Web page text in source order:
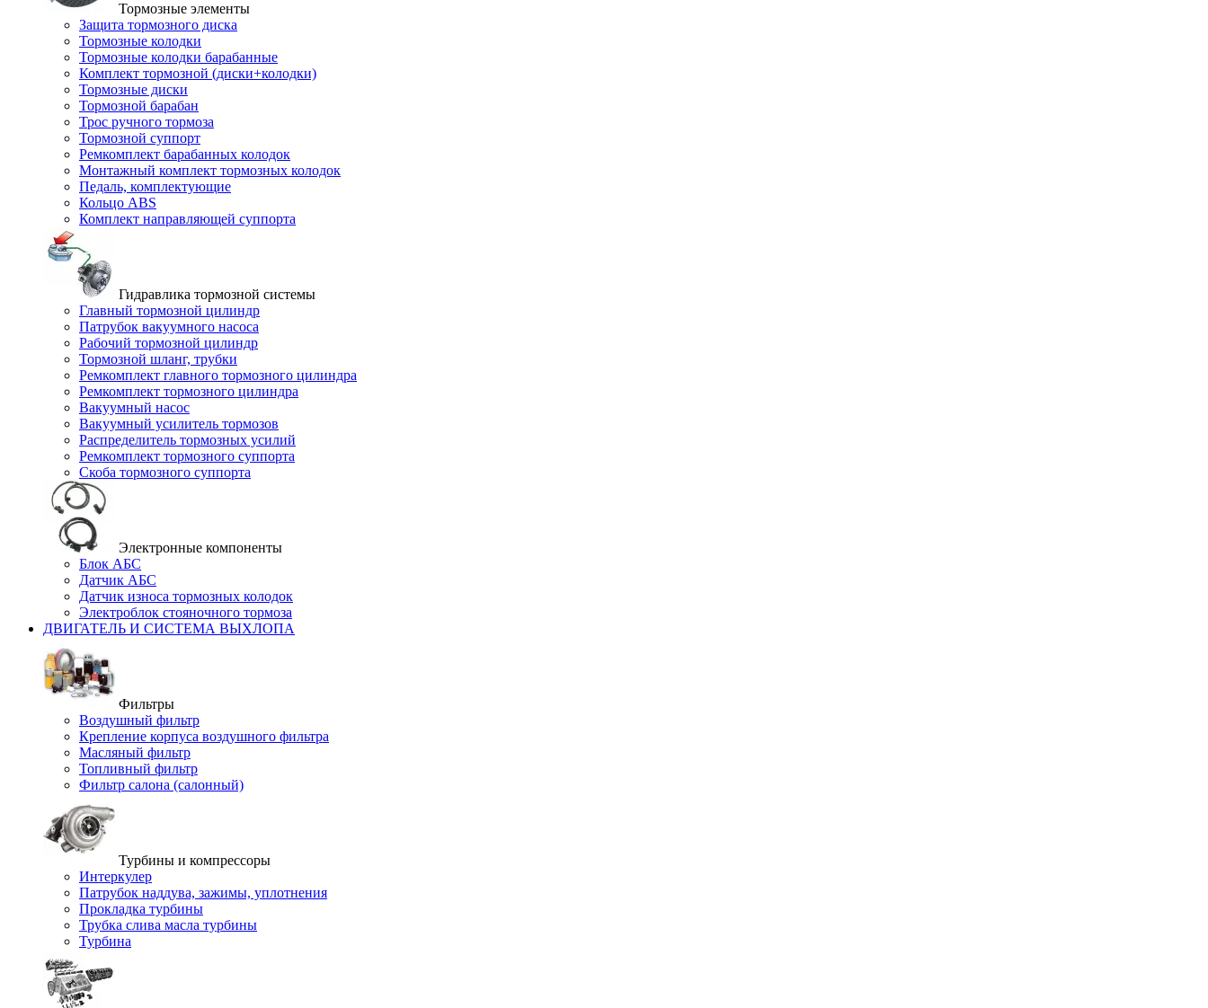
Тормозные элементы
Защита тормозного диска
Тормозные колодки
Тормозные колодки барабанные
Комплект тормозной (диски+колодки)
Тормозные диски
Тормозной барабан
Трос ручного тормоза
Тормозной суппорт
Ремкомплект барабанных колодок
Монтажный комплект тормозных колодок
Педаль, комплектующие
Кольцо ABS
Комплект направляющей суппорта
Гидравлика тормозной системы
Главный тормозной цилиндр
Патрубок вакуумного насоса
Рабочий тормозной цилиндр
Тормозной шланг, трубки
Ремкомплект главного тормозного цилиндра
Ремкомплект тормозного цилиндра
Вакуумный насос
Вакуумный усилитель тормозов
Распределитель тормозных усилий
Ремкомплект тормозного суппорта
Скоба тормозного суппорта
Электронные компоненты
Блок АБС
Датчик АБС
Датчик износа тормозных колодок
Электроблок стояночного тормоза
ДВИГАТЕЛЬ И СИСТЕМА ВЫХЛОПА
Фильтры
Воздушный фильтр
Крепление корпуса воздушного фильтра
Масляный фильтр
Топливный фильтр
Фильтр салона (салонный)
Турбины и компрессоры
Интеркулер
Патрубок наддува, зажимы, уплотнения
Прокладка турбины
Трубка слива масла турбины
Турбина